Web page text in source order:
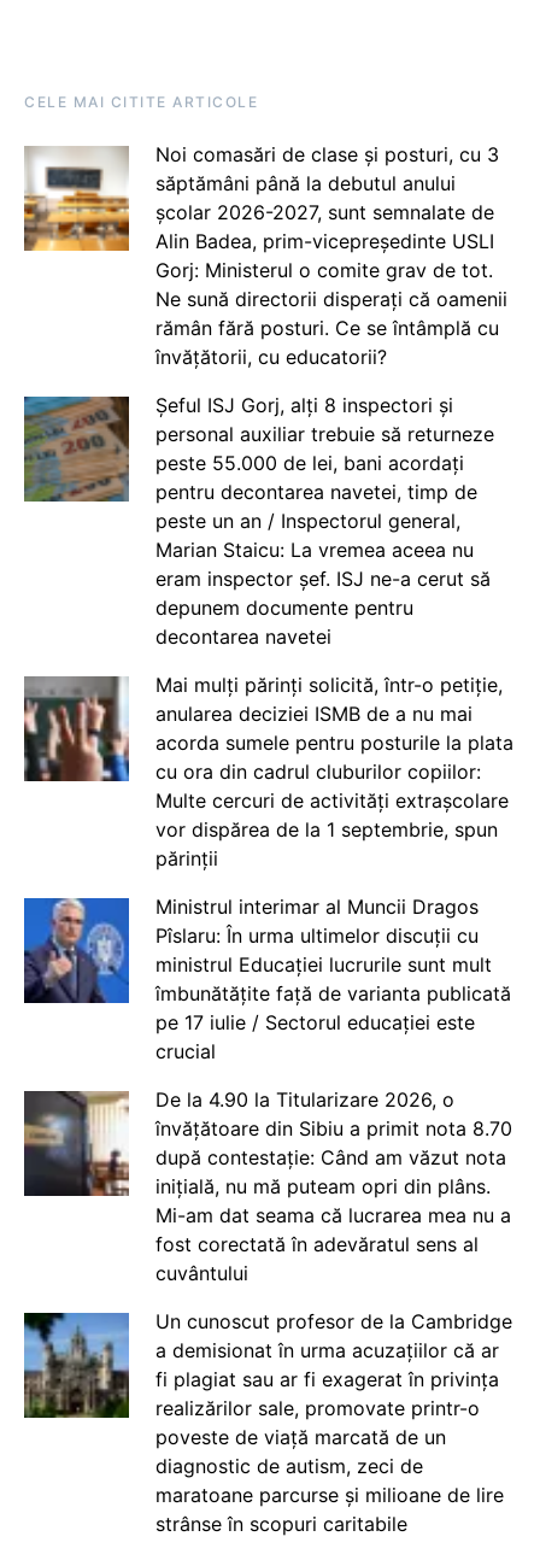
CELE MAI CITITE ARTICOLE
Noi comasări de clase și posturi, cu 3
săptămâni până la debutul anului
școlar 2026-2027, sunt semnalate de
Alin Badea, prim-vicepreședinte USLI
Gorj: Ministerul o comite grav de tot.
Ne sună directorii disperați că oamenii
rămân fără posturi. Ce se întâmplă cu
învățătorii, cu educatorii?
Șeful ISJ Gorj, alți 8 inspectori și
personal auxiliar trebuie să returneze
peste 55.000 de lei, bani acordați
pentru decontarea navetei, timp de
peste un an / Inspectorul general,
Marian Staicu: La vremea aceea nu
eram inspector șef. ISJ ne-a cerut să
depunem documente pentru
decontarea navetei
Mai mulți părinți solicită, într-o petiție,
anularea deciziei ISMB de a nu mai
acorda sumele pentru posturile la plata
cu ora din cadrul cluburilor copiilor:
Multe cercuri de activități extrașcolare
vor dispărea de la 1 septembrie, spun
părinții
Ministrul interimar al Muncii Dragos
Pîslaru: În urma ultimelor discuții cu
ministrul Educației lucrurile sunt mult
îmbunătățite față de varianta publicată
pe 17 iulie / Sectorul educației este
crucial
De la 4.90 la Titularizare 2026, o
învățătoare din Sibiu a primit nota 8.70
după contestație: Când am văzut nota
inițială, nu mă puteam opri din plâns.
Mi-am dat seama că lucrarea mea nu a
fost corectată în adevăratul sens al
cuvântului
Un cunoscut profesor de la Cambridge
a demisionat în urma acuzațiilor că ar
fi plagiat sau ar fi exagerat în privința
realizărilor sale, promovate printr-o
poveste de viață marcată de un
diagnostic de autism, zeci de
maratoane parcurse și milioane de lire
strânse în scopuri caritabile